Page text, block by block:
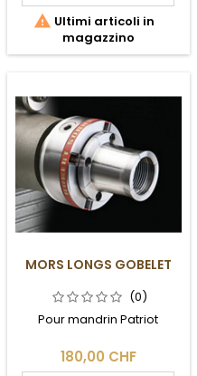
 Ultimi articoli in
magazzino
MORS LONGS GOBELET
(0)
Pour mandrin Patriot
180,00 CHF